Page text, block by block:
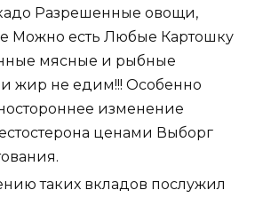
Разрешенные овощи,
Можно есть Любые Картошку
мясные и рыбные
жир не едим!!! Особенно
изменение
ценами Выборг
таких вкладов послужил